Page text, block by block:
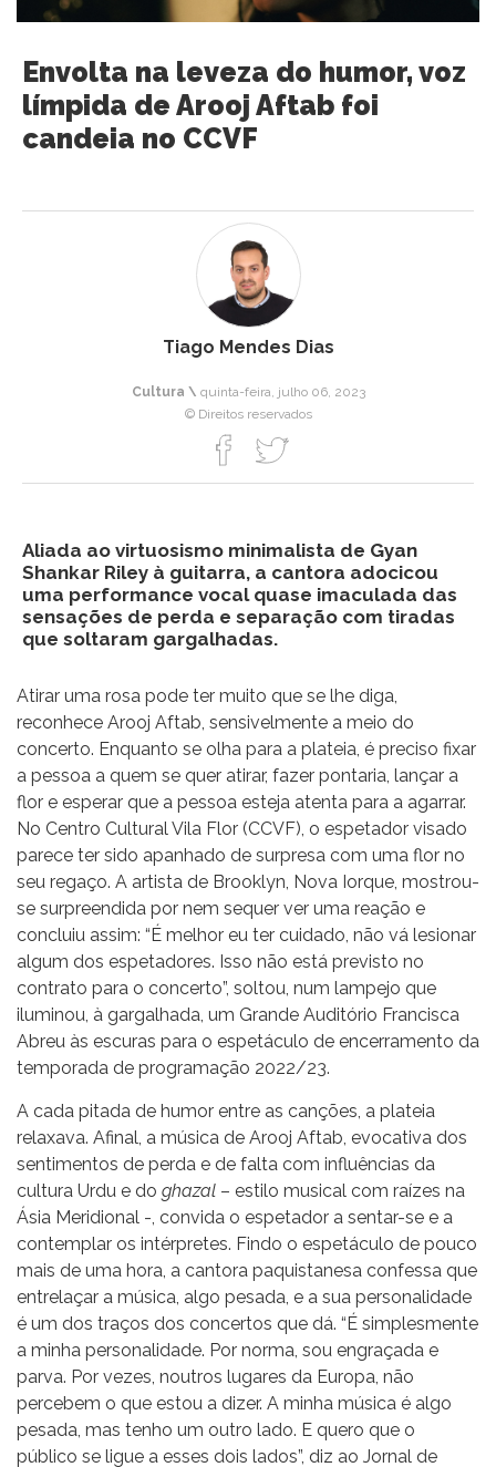
Envolta na leveza do humor, voz
límpida de Arooj Aftab foi
candeia no CCVF
Tiago Mendes Dias
Cultura \ quinta-feira, julho 06, 2023
© Direitos reservados
Aliada ao virtuosismo minimalista de Gyan
Shankar Riley à guitarra, a cantora adocicou
uma performance vocal quase imaculada das
sensações de perda e separação com tiradas
que soltaram gargalhadas.
Atirar uma rosa pode ter muito que se lhe diga,
reconhece Arooj Aftab, sensivelmente a meio do
concerto. Enquanto se olha para a plateia, é preciso fixar
a pessoa a quem se quer atirar, fazer pontaria, lançar a
flor e esperar que a pessoa esteja atenta para a agarrar.
No Centro Cultural Vila Flor (CCVF), o espetador visado
parece ter sido apanhado de surpresa com uma flor no
seu regaço. A artista de Brooklyn, Nova Iorque, mostrou-
se surpreendida por nem sequer ver uma reação e
concluiu assim: “É melhor eu ter cuidado, não vá lesionar
algum dos espetadores. Isso não está previsto no
contrato para o concerto”, soltou, num lampejo que
iluminou, à gargalhada, um Grande Auditório Francisca
Abreu às escuras para o espetáculo de encerramento da
temporada de programação 2022/23.
A cada pitada de humor entre as canções, a plateia
relaxava. Afinal, a música de Arooj Aftab, evocativa dos
sentimentos de perda e de falta com influências da
cultura Urdu e do ghazal – estilo musical com raízes na
Ásia Meridional -, convida o espetador a sentar-se e a
contemplar os intérpretes. Findo o espetáculo de pouco
mais de uma hora, a cantora paquistanesa confessa que
entrelaçar a música, algo pesada, e a sua personalidade
é um dos traços dos concertos que dá. “É simplesmente
a minha personalidade. Por norma, sou engraçada e
parva. Por vezes, noutros lugares da Europa, não
percebem o que estou a dizer. A minha música é algo
pesada, mas tenho um outro lado. E quero que o
público se ligue a esses dois lados”, diz ao Jornal de